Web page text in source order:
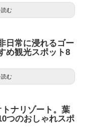
む
日常に浸れるゴー
め観光スポット8
む
ナリゾート。葉
つのおしゃれスポ